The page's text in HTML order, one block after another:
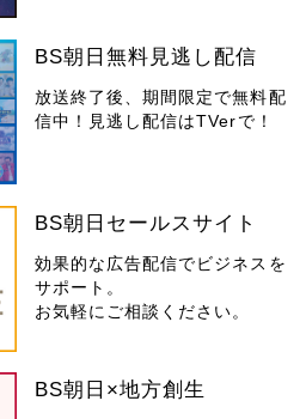
BS朝日無料見逃し配信
放送終了後、期間限定で無料配
信中！見逃し配信はTVerで！
BS朝日セールスサイト
効果的な広告配信でビジネスを
サポート。
お気軽にご相談ください。
BS朝日×地方創生